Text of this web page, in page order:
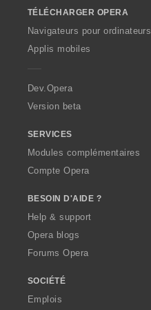
w
O
p
a
TÉLÉCHARGER OPERA
Navigateurs pour ordinateurs
Applis mobiles
Dev.Opera
Version beta
SERVICES
Modules complémentaires
Compte Opera
BESOIN D'AIDE ?
Help & support
Opera blogs
Forums Opera
SOCIÉTÉ
Emplois